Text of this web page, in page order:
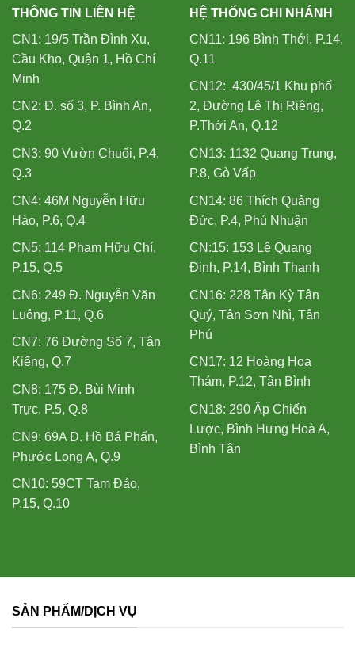
THÔNG TIN LIÊN HỆ
CN1: 19/5 Trần Đình Xu,
Cầu Kho, Quận 1, Hồ Chí
Minh
CN2: Đ. số 3, P. Bình An,
Q.2
CN3: 90 Vườn Chuối, P.4,
Q.3
CN4: 46M Nguyễn Hữu
Hào, P.6, Q.4
CN5: 114 Phạm Hữu Chí,
P.15, Q.5
CN6: 249 Đ. Nguyễn Văn
Luông, P.11, Q.6
CN7: 76 Đường Số 7, Tân
Kiểng, Q.7
CN8: 175 Đ. Bùi Minh
Trực, P.5, Q.8
CN9: 69A Đ. Hồ Bá Phấn,
Phước Long A, Q.9
CN10: 59CT Tam Đảo,
P.15, Q.10
HỆ THỐNG CHI NHÁNH
CN11: 196 Bình Thới, P.14,
Q.11
CN12: 430/45/1 Khu phố
2, Đường Lê Thị Riêng,
P.Thới An, Q.12
CN13: 1132 Quang Trung,
P.8, Gò Vấp
CN14: 86 Thích Quảng
Đức, P.4, Phú Nhuận
CN:15: 153 Lê Quang
Định, P.14, Bình Thạnh
CN16: 228 Tân Kỳ Tân
Quý, Tân Sơn Nhì, Tân
Phú
CN17: 12 Hoàng Hoa
Thám, P.12, Tân Bình
CN18: 290 Ấp Chiến
Lược, Bình Hưng Hoà A,
Bình Tân
SẢN PHẨM/DỊCH VỤ